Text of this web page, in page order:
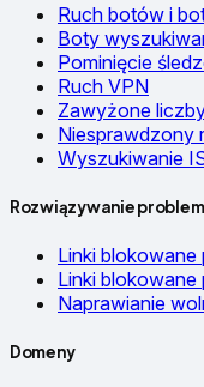
Ruch botów i
Boty
Pominięcie
Ruch VPN
Zawyżone
Niesprawdzony
Wyszukiwanie
Rozwiązywanie
Linki
Linki
Naprawianie
Domeny